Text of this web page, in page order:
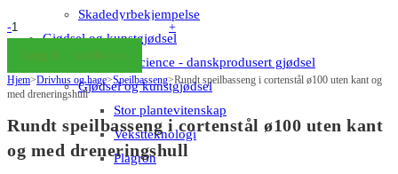
Skadedyrbekjempelse
Gjødsel og kunstgjødsel
Big Plant Science - danskprodusert gjødsel
Gjødsel og kunstgjødsel
Stor plantevitenskap
Vekstteknologi
Plagron
Rundt
spejlbassin
i
cortenstål
kant
- +
Legg til i handlekurv
Hjem>Drivhus og hage>Speilbasseng>Rundt speilbasseng i cortenstål ø100 uten kant og
med dreneringshull
Rundt speilbasseng i cortenstål ø100 uten kant
og med dreneringshull